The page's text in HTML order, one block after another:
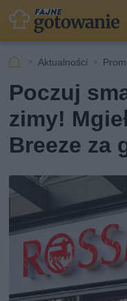
Aktualności
Poczuj
zimy!
Breeze za